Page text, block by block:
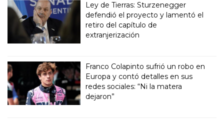
Ley de Tierras: Sturzenegger
defendió el proyecto y lamentó el
retiro del capítulo de
extranjerización
Franco Colapinto sufrió un robo en
Europa y contó detalles en sus
redes sociales: “Ni la matera
dejaron”